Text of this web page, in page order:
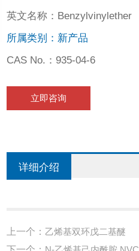
英文名称：Benzylvinylether
所属类别：新产品
CAS No.：935-04-6
立即咨询
详细介绍
上一个： 乙烯基双环戊二基醚